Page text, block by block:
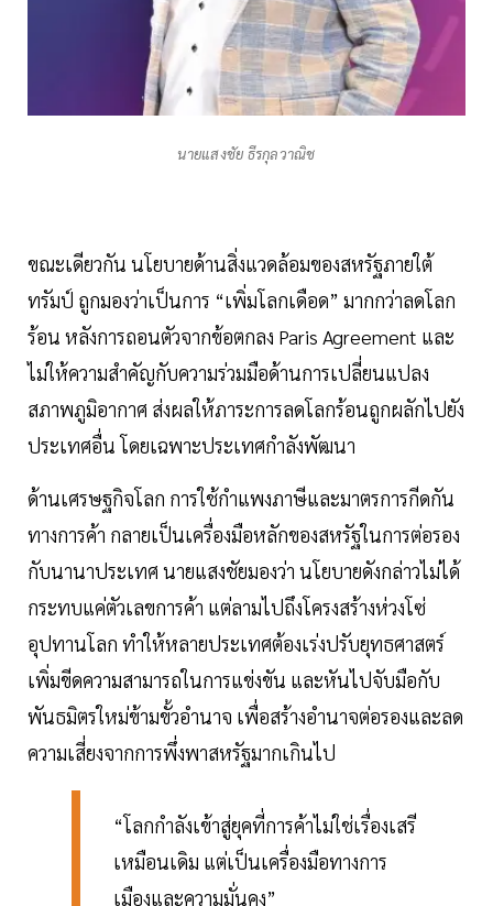
นายแสงชัย ธีรกุลวาณิช
ขณะเดียวกัน นโยบายด้านสิ่งแวดล้อมของสหรัฐภายใต้
ทรัมป์ ถูกมองว่าเป็นการ “เพิ่มโลกเดือด” มากกว่าลดโลก
ร้อน หลังการถอนตัวจากข้อตกลง Paris Agreement และ
ไม่ให้ความสำคัญกับความร่วมมือด้านการเปลี่ยนแปลง
สภาพภูมิอากาศ ส่งผลให้ภาระการลดโลกร้อนถูกผลักไปยัง
ประเทศอื่น โดยเฉพาะประเทศกำลังพัฒนา
ด้านเศรษฐกิจโลก การใช้กำแพงภาษีและมาตรการกีดกัน
ทางการค้า กลายเป็นเครื่องมือหลักของสหรัฐในการต่อรอง
กับนานาประเทศ นายแสงชัยมองว่า นโยบายดังกล่าวไม่ได้
กระทบแค่ตัวเลขการค้า แต่ลามไปถึงโครงสร้างห่วงโซ่
อุปทานโลก ทำให้หลายประเทศต้องเร่งปรับยุทธศาสตร์
เพิ่มขีดความสามารถในการแข่งขัน และหันไปจับมือกับ
พันธมิตรใหม่ข้ามขั้วอำนาจ เพื่อสร้างอำนาจต่อรองและลด
ความเสี่ยงจากการพึ่งพาสหรัฐมากเกินไป
“โลกกำลังเข้าสู่ยุคที่การค้าไม่ใช่เรื่องเสรี
เหมือนเดิม แต่เป็นเครื่องมือทางการ
เมืองและความมั่นคง”